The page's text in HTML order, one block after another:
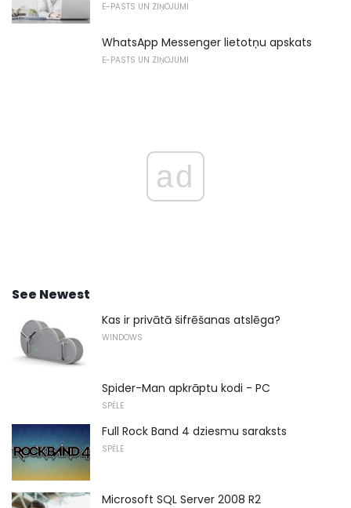
E-PASTS UN ZIŅOJUMI
WhatsApp Messenger lietotņu apskats
E-PASTS UN ZIŅOJUMI
ad
See Newest
Kas ir privātā šifrēšanas atslēga?
WINDOWS
Spider-Man apkrāptu kodi - PC
SPĒLE
Full Rock Band 4 dziesmu saraksts
SPĒLE
Microsoft SQL Server 2008 R2